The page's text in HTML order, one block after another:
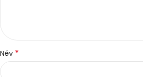
Név *